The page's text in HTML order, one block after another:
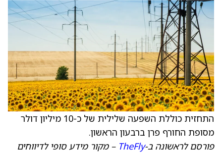
התחזית כוללת השפעה שלילית של כ-10 מיליון דולר
מסופת החורף פרן ברבעון הראשון.
פורסם לראשונה ב-TheFly – מקור מידע סופי לדיווחים